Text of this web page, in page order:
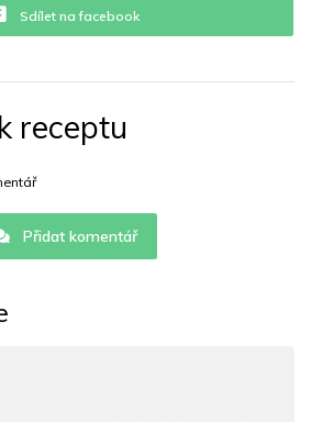
Sdílet na facebook
receptu
Přidat komentář